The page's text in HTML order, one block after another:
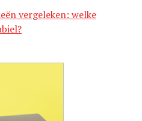
vergeleken: welke